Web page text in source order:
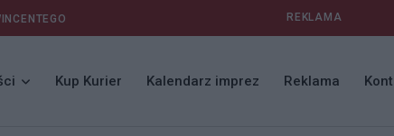
REKLAMA
Kup Kurier Kalendarz imprez Reklama